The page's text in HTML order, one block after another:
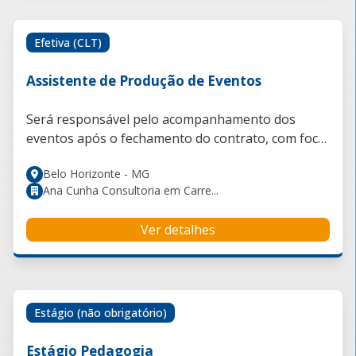
Efetiva (CLT)
Assistente de Produção de Eventos
Será responsável pelo acompanhamento dos
eventos após o fechamento do contrato, com foco
detalhes do evento, alimentar checklists,
acompanhar pendências e garantir que tudo
esteja alinhado para a execução.
Belo Horizonte - MG
Ana Cunha Consultoria em Carre...
Ver detalhes
Estágio (não obrigatório)
Estágio Pedagogia